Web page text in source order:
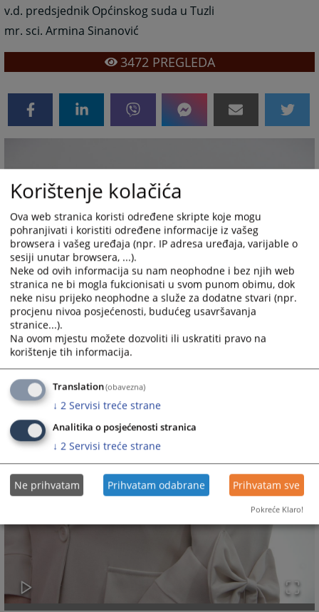
v.d. predsjednik Općinskog suda u Tuzli
mr. sci. Armina Sinanović
3472PREGLEDA
Korištenje kolačića
Ova web stranica koristi određene skripte koje mogu
pohranjivati i koristiti određene informacije iz vašeg
browsera i vašeg uređaja (npr. IP adresa uređaja, varijable o
sesiji unutar browsera, ...).
Neke od ovih informacija su nam neophodne i bez njih web
stranica ne bi mogla fukcionisati u svom punom obimu, dok
neke nisu prijeko neophodne a služe za dodatne stvari (npr.
procjenu nivoa posjećenosti, budućeg usavršavanja
stranice...).
Na ovom mjestu možete dozvoliti ili uskratiti pravo na
korištenje tih informacija.
Translation(obavezna)
↓ 2 Servisi treće strane
Analitika o posjećenosti stranica
↓ 2 Servisi treće strane
Ne prihvatam Prihvatam odabrane Prihvatam sve
Pokreće Klaro!